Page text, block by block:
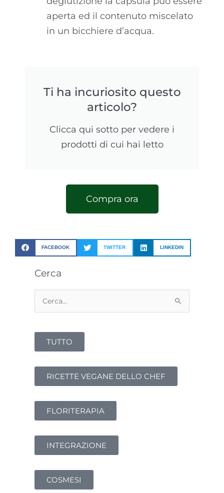
aperta ed il contenuto miscelato
in un bicchiere d’acqua.
Ti ha incuriosito questo
articolo?
Clicca qui sotto per vedere i
prodotti di cui hai letto
Compra ora
FACEBOOK TWITTER LINKEDIN
Cerca
Cerca:
TUTTO
RICETTE VEGANE DELLO CHEF
FLORITERAPIA
INTEGRAZIONE
COSMESI